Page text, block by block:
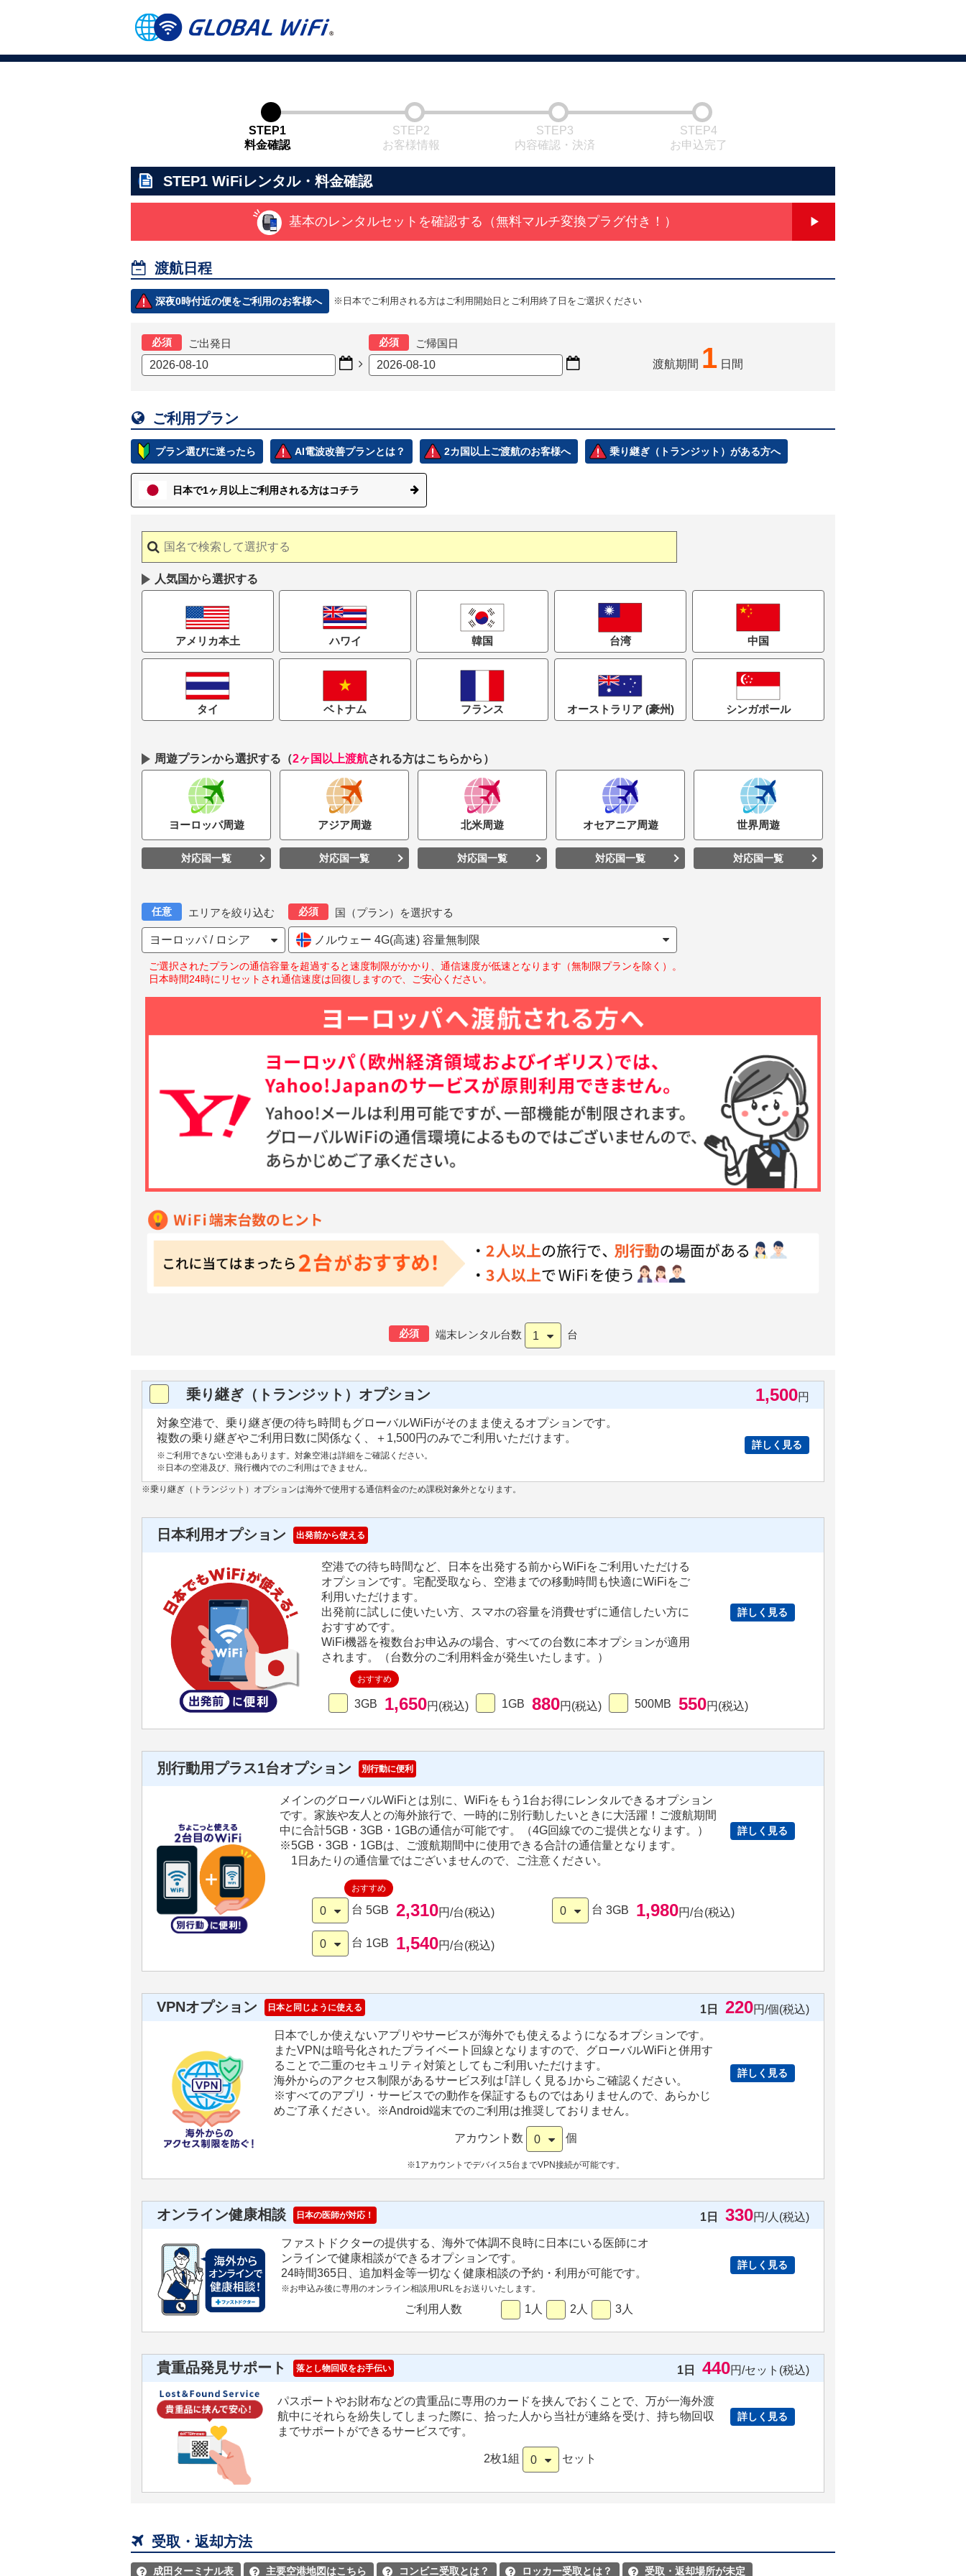
STEP1
料金確認
STEP2
お客様情報
STEP3
内容確認・決済
STEP4
お申込完了
STEP1 WiFiレンタル・料金確認
基本のレンタルセットを確認する（無料マルチ変換プラグ付き！）
 渡航日程
深夜0時付近の便をご利用のお客様へ ※日本でご利用される方はご利用開始日とご利用終了日をご選択ください
必須 ご出発日
 
必須 ご帰国日
 渡航期間 1 日間
 ご利用プラン
プラン選びに迷ったら AI電波改善プランとは？ 2カ国以上ご渡航のお客様へ 乗り継ぎ（トランジット）がある方へ
日本で1ヶ月以上ご利用される方はコチラ
人気国から選択する
アメリカ本土 ハワイ 韓国 台湾 中国
タイ ベトナム フランス オーストラリア (豪州) シンガポール
周遊プランから選択する （2ヶ国以上渡航される方はこちらから）
ヨーロッパ周遊
対応国一覧
アジア周遊
対応国一覧
北米周遊
対応国一覧
オセアニア周遊
対応国一覧
世界周遊
対応国一覧
任意 エリアを絞り込む
ヨーロッパ / ロシア
必須 国（プラン）を選択する
ノルウェー 4G(高速) 容量無制限
ご選択されたプランの通信容量を超過すると速度制限がかかり、通信速度が低速となります（無制限プランを除く）。
日本時間24時にリセットされ通信速度は回復しますので、ご安心ください。
必須 端末レンタル台数 1 台
乗り継ぎ（トランジット）オプション 1,500円
対象空港で、乗り継ぎ便の待ち時間もグローバルWiFiがそのまま使えるオプションです。
複数の乗り継ぎやご利用日数に関係なく、＋1,500円のみでご利用いただけます。
※ご利用できない空港もあります。対象空港は詳細をご確認ください。
※日本の空港及び、飛行機内でのご利用はできません。
詳しく見る
※乗り継ぎ（トランジット）オプションは海外で使用する通信料金のため課税対象外となります。
日本利用オプション 出発前から使える
空港での待ち時間など、日本を出発する前からWiFiをご利用いただける
オプションです。宅配受取なら、空港までの移動時間も快適にWiFiをご
利用いただけます。
出発前に試しに使いたい方、スマホの容量を消費せずに通信したい方に
おすすめです。
WiFi機器を複数台お申込みの場合、すべての台数に本オプションが適用
されます。（台数分のご利用料金が発生いたします。）
詳しく見る
3GB 1,650円(税込)
おすすめ
1GB 880円(税込) 500MB 550円(税込)
別行動用プラス1台オプション 別行動に便利
メインのグローバルWiFiとは別に、WiFiをもう1台お得にレンタルできるオプション
です。家族や友人との海外旅行で、一時的に別行動したいときに大活躍！ご渡航期間
中に合計5GB・3GB・1GBの通信が可能です。（4G回線でのご提供となります。）
※5GB・3GB・1GBは、ご渡航期間中に使用できる合計の通信量となります。
1日あたりの通信量ではございませんので、ご注意ください。
詳しく見る
0 台 5GB 2,310円/台(税込)
おすすめ
0 台 3GB 1,980円/台(税込)
0 台 1GB 1,540円/台(税込)
VPNオプション 日本と同じように使える 1日 220円/個(税込)
日本でしか使えないアプリやサービスが海外でも使えるようになるオプションです。
またVPNは暗号化されたプライベート回線となりますので、グローバルWiFiと併用す
ることで二重のセキュリティ対策としてもご利用いただけます。
海外からのアクセス制限があるサービス列は｢詳しく見る｣からご確認ください。
※すべてのアプリ・サービスでの動作を保証するものではありませんので、あらかじ
めご了承ください。
※Android端末でのご利用は推奨しておりません。
詳しく見る
アカウント数 0 個
※1アカウントでデバイス5台までVPN接続が可能です。
オンライン健康相談 日本の医師が対応！ 1日 330円/人(税込)
ファストドクターの提供する、海外で体調不良時に日本にいる医師にオ
ンラインで健康相談ができるオプションです。
24時間365日、追加料金等一切なく健康相談の予約・利用が可能です。
※お申込み後に専用のオンライン相談用URLをお送りいたします。
詳しく見る
ご利用人数 1人 2人 3人
貴重品発見サポート 落とし物回収をお手伝い 1日 440円/セット(税込)
パスポートやお財布などの貴重品に専用のカードを挟んでおくことで、万が一海外渡
航中にそれらを紛失してしまった際に、拾った人から当社が連絡を受け、持ち物回収
までサポートができるサービスです。
詳しく見る
2枚1組 0 セット
 受取・返却方法
 成田ターミナル表  主要空港地図はこちら  コンビニ受取とは？  ロッカー受取とは？  受取・返却場所が未定